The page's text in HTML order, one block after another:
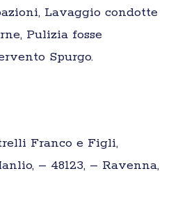
Lavaggio condotte
Pulizia fosse
Spurgo.
Franco e Figli,
– 48123, – Ravenna,